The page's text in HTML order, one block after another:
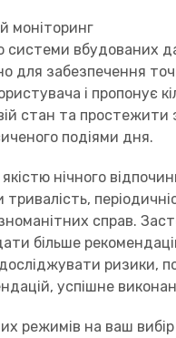
моніторинг
системи вбудованих
для забезпечення
і пропонує
стан та простежити
подіями дня.
нічного
справ.
більше
ризики,
успішне
режимів на ваш вибір